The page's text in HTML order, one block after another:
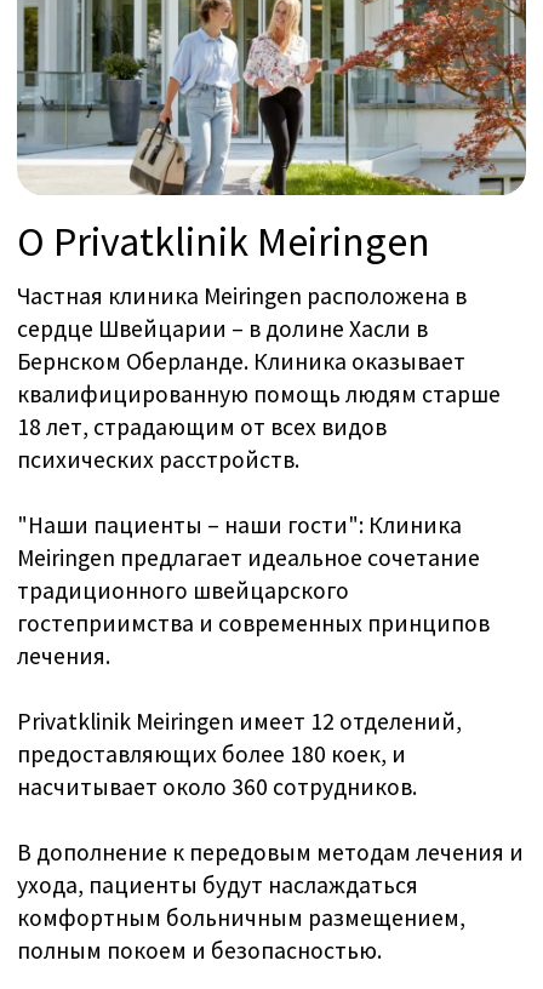
Privatklinik Meiringen имеет 12 отделений,
предоставляющих более 180 коек, и
насчитывает около 360 сотрудников.
В дополнение к передовым методам лечения и
ухода, пациенты будут наслаждаться
комфортным больничным размещением,
полным покоем и безопасностью.
Бесплатная консультация (15
минут)
здоровью и благополучию начинается
всего с одного звонка или клика.
Откройте для себя исключительный
уход и изысканный опыт, которые
делают Privatklinik Meiringen поистине
уникальной.
Напишите нам в WhatsApp +41 76 266
НАПИСТАТЬ В WHATSAPP
Виды лечения в Privatklinik
Meiringen